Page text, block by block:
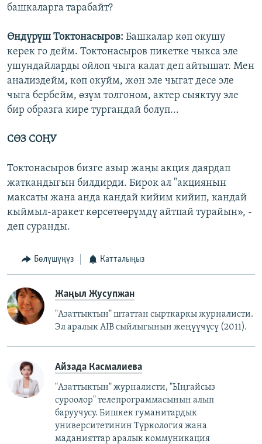
башкаларга тарабайт?
Өндүрүш Токтонасыров: Башкалар көп окушу
керек го дейм. Токтонасыров пикетке чыкса эле
ушундайларды ойлоп чыга калат деп айтышат. Мен
анализдейм, көп окуйм, жөн эле чыгат десе эле
чыга бербейм, өзүм толгоном, актер сыяктуу эле
бир образга кире тургандай болуп...
СӨЗ СОҢУ
Токтонасыров бизге азыр жаңы акция даярдап
жаткандыгын билдирди. Бирок ал "акциянын
максаты жана анда кандай кийим кийип, кандай
кыймыл-аракет көрсөтөөрүмдү айтпай турайын», -
деп суранды.
Бөлүшүңүз Катталыңыз
Жаңыл Жусупжан
"Азаттыктын" штаттан сырткаркы журналисти.
Эл аралык AIB сыйлыгынын жеңүүчүсү (2011).
Айзада Касмалиева
"Азаттыктын" журналисти, "Ыңгайсыз
суроолор" телепрограммасынын алып
баруучусу. Бишкек гуманитардык
университетинин Түркология жана
маданияттар аралык коммуникация